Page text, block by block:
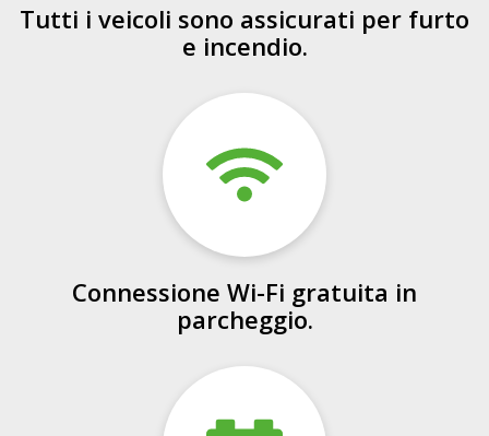
Tutti i veicoli sono assicurati per furto
e incendio.
Connessione Wi-Fi gratuita in
parcheggio.